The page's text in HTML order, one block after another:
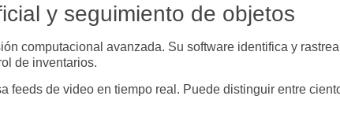
y seguimiento de objetos
computacional avanzada. Su software identifica y
de inventarios.
feeds de video en tiempo real. Puede distinguir entre